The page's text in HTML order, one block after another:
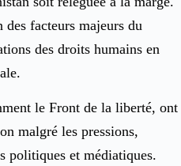
des facteurs majeurs du
des droits humains en
le Front de la liberté, ont
malgré les pressions,
politiques et médiatiques.